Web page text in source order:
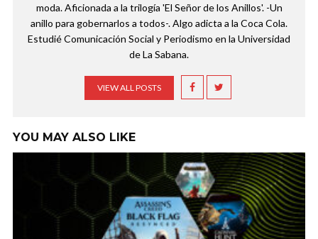
moda. Aficionada a la trilogía 'El Señor de los Anillos'. -Un
anillo para gobernarlos a todos-. Algo adicta a la Coca Cola.
Estudié Comunicación Social y Periodismo en la Universidad
de La Sabana.
VIEW ALL POSTS
YOU MAY ALSO LIKE